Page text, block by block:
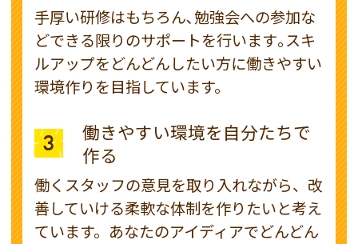
手厚い研修はもちろん､勉強会への参加な
どできる限りのサポートを行います｡スキ
ルアップをどんどんしたい方に働きやすい
環境作りを目指しています。
3
働きやすい環境を自分たちで
作る
働くスタッフの意見を取り入れながら、改
善していける柔軟な体制を作りたいと考え
ています。あなたのアイディアでどんどん